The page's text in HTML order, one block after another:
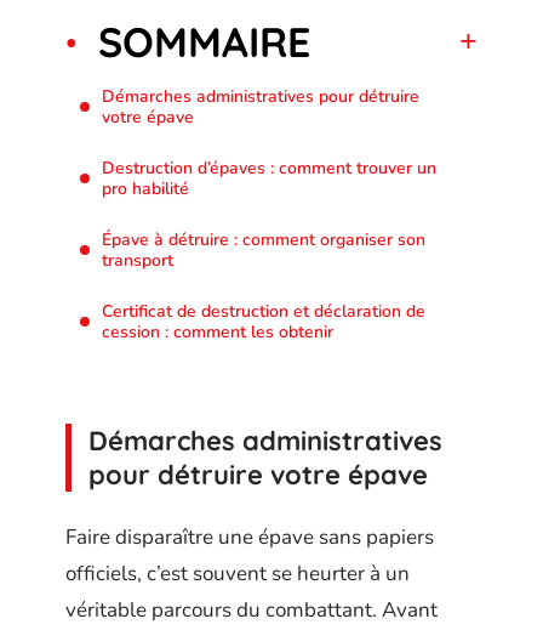
SOMMAIRE
Démarches administratives pour détruire
votre épave
Destruction d’épaves : comment trouver un
pro habilité
Épave à détruire : comment organiser son
transport
Certificat de destruction et déclaration de
cession : comment les obtenir
Démarches administratives
pour détruire votre épave
Faire disparaître une épave sans papiers
officiels, c’est souvent se heurter à un
véritable parcours du combattant. Avant